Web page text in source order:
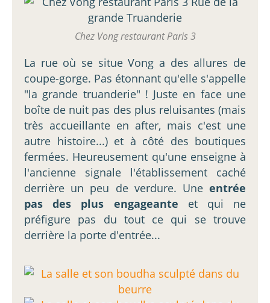
Chez Vong restaurant Paris 3
La rue où se situe Vong a des allures de
coupe-gorge. Pas étonnant qu'elle s'appelle
"la grande truanderie" ! Juste en face une
boîte de nuit pas des plus reluisantes (mais
très accueillante en after, mais c'est une
autre histoire...) et à côté des boutiques
fermées. Heureusement qu'une enseigne à
l'ancienne signale l'établissement caché
derrière un peu de verdure. Une entrée
pas des plus engageante et qui ne
préfigure pas du tout ce qui se trouve
derrière la porte d'entrée...